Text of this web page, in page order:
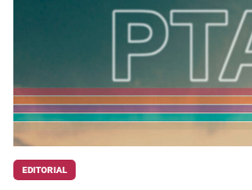
EDITORIAL